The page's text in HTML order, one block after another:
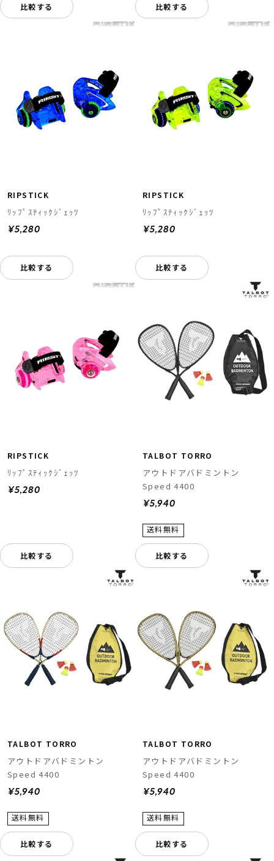
比較する 比較する
RIPSTICK
ﾘｯﾌﾟｽﾃｨｯｸｼﾞｪｯﾂ
¥5,280
比較する
RIPSTICK
ﾘｯﾌﾟｽﾃｨｯｸｼﾞｪｯﾂ
¥5,280
比較する
RIPSTICK
ﾘｯﾌﾟｽﾃｨｯｸｼﾞｪｯﾂ
¥5,280
比較する
TALBOT TORRO
アウトドアバドミントン
Speed 4400
¥5,940
比較する
TALBOT TORRO
アウトドアバドミントン
Speed 4400
¥5,940
比較する
TALBOT TORRO
アウトドアバドミントン
Speed 4400
¥5,940
比較する